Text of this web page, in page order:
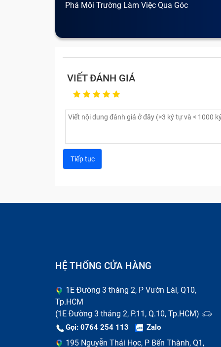
Phá Môi Trường Làm Việc Qua Góc
VIẾT ĐÁNH GIÁ
HỆ THỐNG CỬA HÀNG
1E Đường 3 tháng 2, P Vườn Lài, Q10,
Tp.HCM
(1E Đường 3 tháng 2, P.11, Q.10, Tp.HCM)
Gọi: 0764 254 113 Zalo
195 Nguyễn Thái Học, P Bến Thành, Q1,